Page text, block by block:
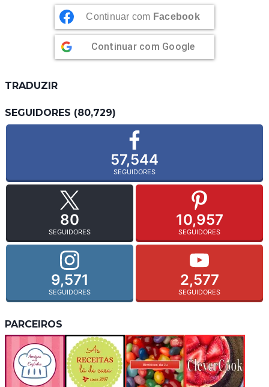
Continuar com Facebook
Continuar com Google
TRADUZIR
SEGUIDORES (80,729)
57,544
SEGUIDORES
80
SEGUIDORES
10,957
SEGUIDORES
9,571
SEGUIDORES
2,577
SEGUIDORES
PARCEIROS